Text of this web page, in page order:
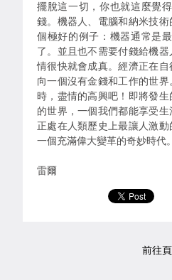
擺脫這一切，你也就這麼覺
錢。機器人、電腦和納米技
個極好的例子：機器通常是
了。並且也不需要付錢給機
情很快就會成真。經濟正在
向一個沒有金錢和工作的世
時，盡情的高興吧！即將發
的世界，一個我們都能享受
正處在人類歷史上最讓人激
一個充滿偉大變革的奇妙時代。
雷爾
前往